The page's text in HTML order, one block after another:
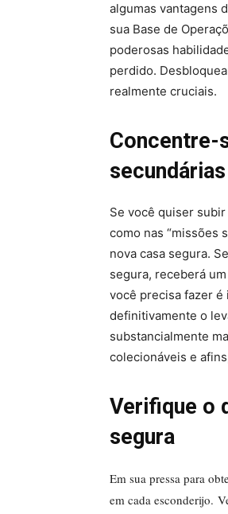
algumas vantagens
sua Base de
poderosas
perdido.
realmente cruciais.
Concentre-
Se você quiser
como nas “missões
nova casa segura.
segura, receberá
você precisa fazer é
definitivamente o
substancialmente
colecionáveis ​​e
Verifique o
segura
Em sua pressa para
em cada esconderijo.